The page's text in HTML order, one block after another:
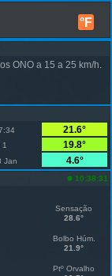
°F
ONO a 15 a 25 km/h.
21.6°
1
19.8°
Jan
4.6°
10:38:31
Sensação
28.6°
Bolbo Húm.
21.9°
Ptº Orvalho